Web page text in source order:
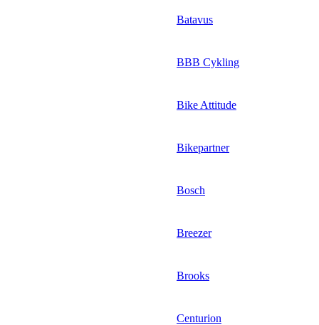
Batavus
BBB Cykling
Bike Attitude
Bikepartner
Bosch
Breezer
Brooks
Centurion